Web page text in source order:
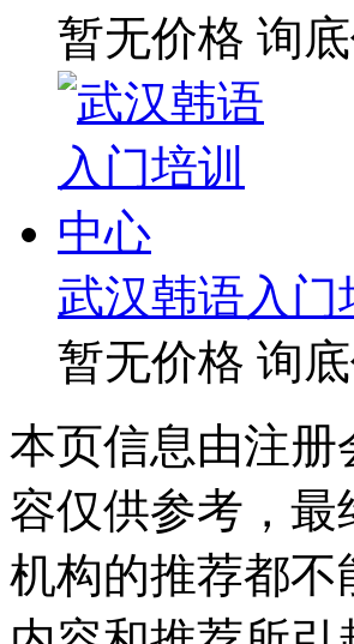
暂无价格 询
武汉韩语入门
暂无价格 询
本页信息由注
容仅供参考，
机构的推荐都